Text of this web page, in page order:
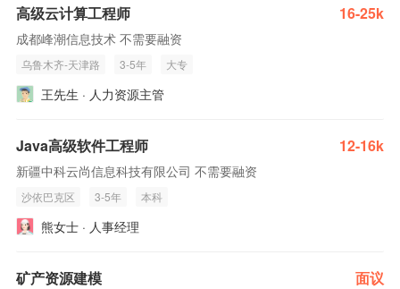
高级云计算工程师 16-25k
成都峰潮信息技术 不需要融资
乌鲁木齐-天津路 3-5年 大专
王先生 · 人力资源主管
Java高级软件工程师 12-16k
新疆中科云尚信息科技有限公司 不需要融资
沙依巴克区 3-5年 本科
熊女士 · 人事经理
矿产资源建模 面议